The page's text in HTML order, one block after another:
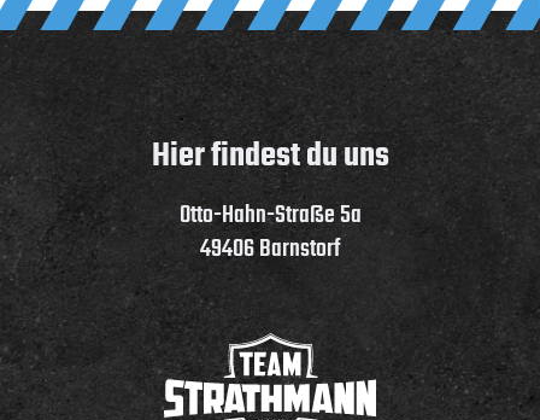
Hier findest du uns
Otto-Hahn-Straße 5a
49406 Barnstorf